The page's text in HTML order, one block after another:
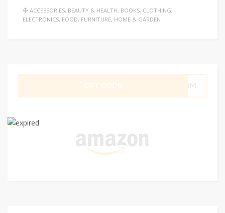
ACCESSORIES, BEAUTY & HEALTH, BOOKS, CLOTHING,
ELECTRONICS, FOOD, FURNITURE, HOME & GARDEN